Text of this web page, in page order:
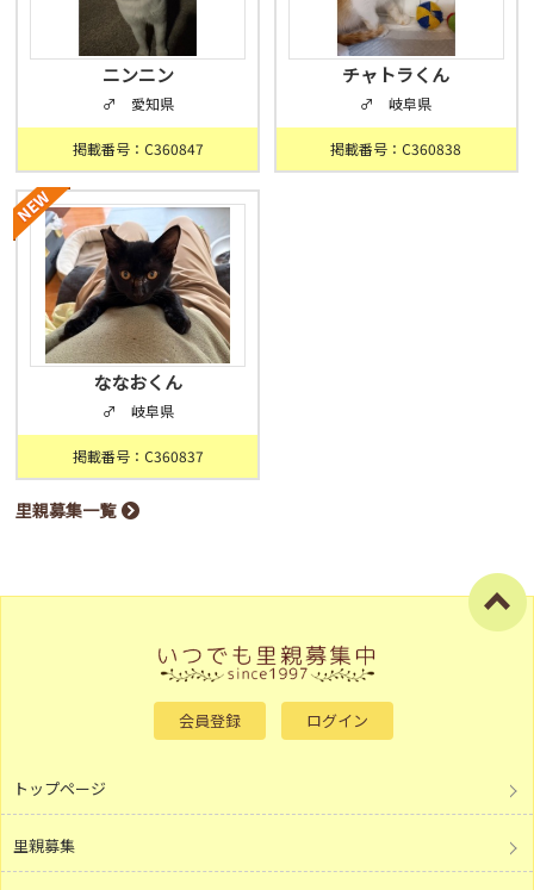
ニンニン
♂ 愛知県
掲載番号：C360847
チャトラくん
♂ 岐阜県
掲載番号：C360838
ななおくん
♂ 岐阜県
掲載番号：C360837
里親募集一覧
会員登録 ログイン
トップページ
里親募集